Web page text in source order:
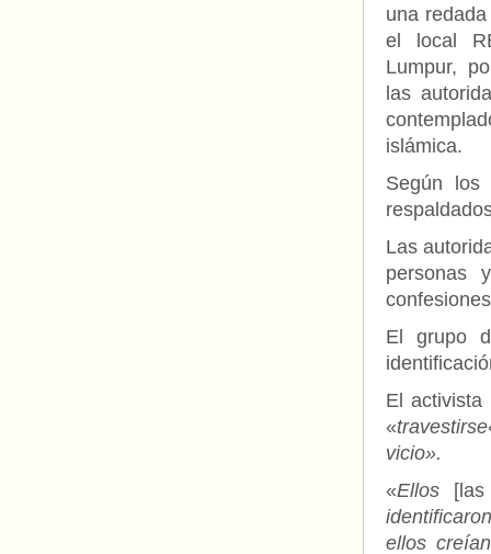
una
el local
Lumpur,
las
islámica.
Según los
Las
personas
El grupo
El activista
«travestirse
vicio».
«Ellos [las
ellos